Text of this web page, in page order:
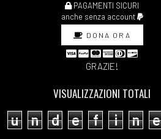
PAGAMENTI SICURI
anche senza account
DONA ORA
GRAZIE!
VISUALIZZAZIONI TOTALI
u n d e f i n e